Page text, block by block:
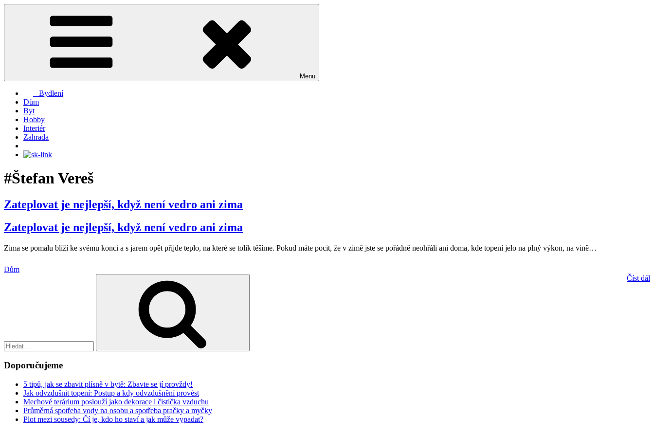
Přejít
Menu
Bydlení
Dům
Byt
Hobby
Interiér
Zahrada
#Štefan Vereš
Zateplovat je nejlepší, když není vedro ani zima
Zateplovat je nejlepší, když není vedro ani zima
Zima se pomalu blíží ke svému konci a s jarem opět přijde teplo, na které se tolik těšíme. Pokud máte pocit, že v zimě jste se pořádně neohřáli ani doma, kde topení jelo na plný výkon, na vině…
Dům
Číst dál
Doporučujeme
5 tipů, jak se zbavit plísně v bytě: Zbavte se jí provždy!
Jak odvzdušnit topení: Postup a kdy odvzdušnění provést
Mechové terárium poslouží jako dekorace i čistička vzduchu
Průměrná spotřeba vody na osobu a spotřeba pračky a myčky
Plot mezi sousedy: Čí je, kdo ho staví a jak může vypadat?